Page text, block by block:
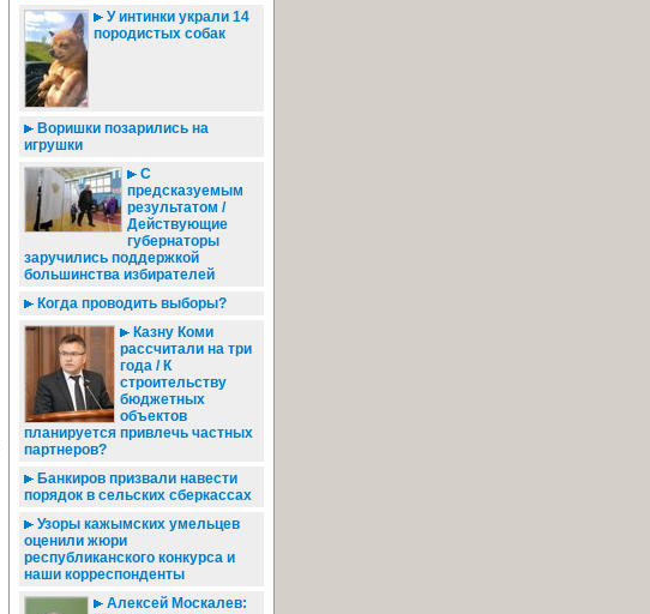
У интинки украли 14
породистых собак
Воришки позарились на
игрушки
С
предсказуемым
результатом /
Действующие
губернаторы
заручились поддержкой
большинства избирателей
Когда проводить выборы?
Казну Коми
рассчитали на три
года / К
строительству
бюджетных
объектов
планируется привлечь частных
партнеров?
Банкиров призвали навести
порядок в сельских сберкассах
Узоры кажымских умельцев
оценили жюри
республиканского конкурса и
наши корреспонденты
Алексей Москалев: